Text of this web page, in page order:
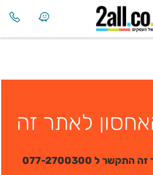
לאתר זה
ל 077-2700300